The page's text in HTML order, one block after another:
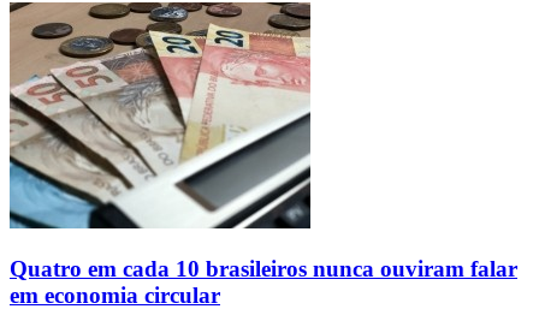
Quatro em cada 10 brasileiros nunca ouviram falar
em economia circular